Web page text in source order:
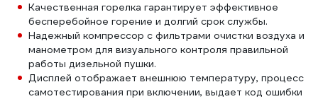
Качественная горелка гарантирует эффективное
бесперебойное горение и долгий срок службы.
Надежный компрессор с фильтрами очистки воздуха и
манометром для визуального контроля правильной
работы дизельной пушки.
Дисплей отображает внешнюю температуру, процесс
самотестирования при включении, выдает код ошибки